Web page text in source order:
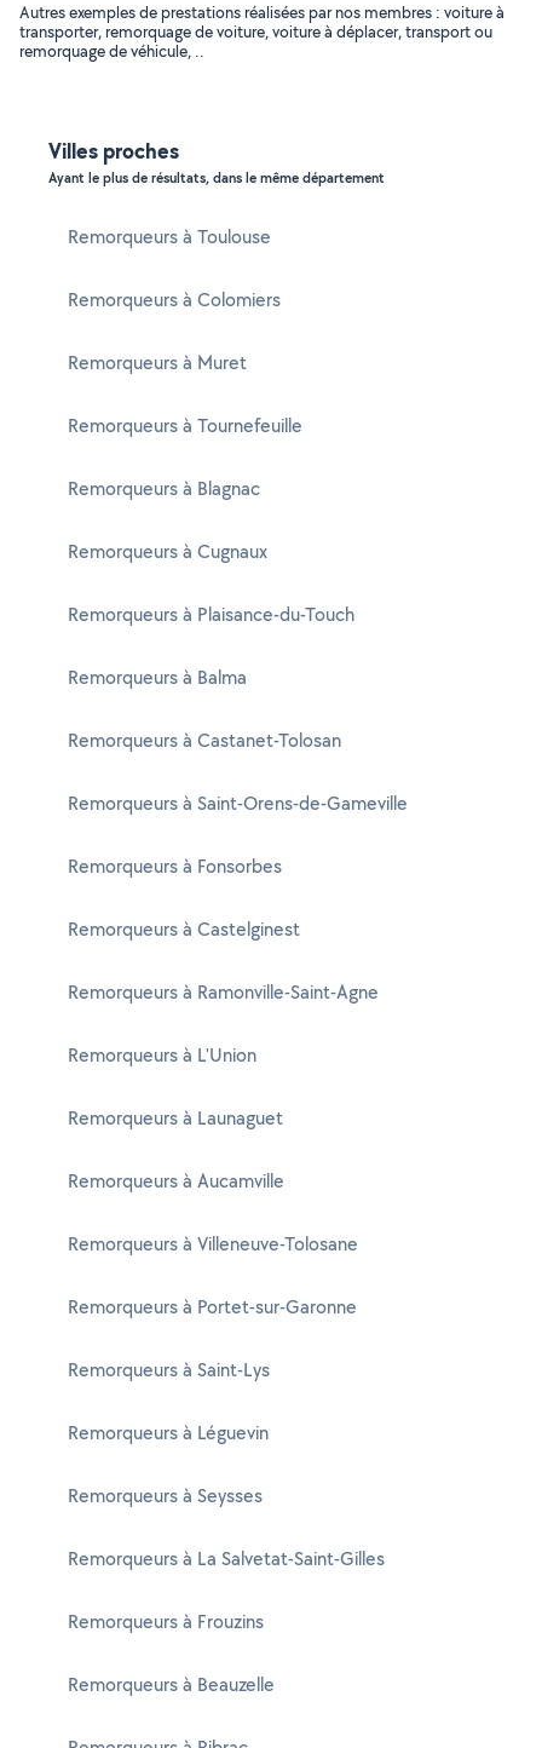
Autres exemples de prestations réalisées par nos membres : voiture à
transporter, remorquage de voiture, voiture à déplacer, transport ou
remorquage de véhicule, ..
Villes proches
Ayant le plus de résultats, dans le même département
Remorqueurs à Toulouse
Remorqueurs à Colomiers
Remorqueurs à Muret
Remorqueurs à Tournefeuille
Remorqueurs à Blagnac
Remorqueurs à Cugnaux
Remorqueurs à Plaisance-du-Touch
Remorqueurs à Balma
Remorqueurs à Castanet-Tolosan
Remorqueurs à Saint-Orens-de-Gameville
Remorqueurs à Fonsorbes
Remorqueurs à Castelginest
Remorqueurs à Ramonville-Saint-Agne
Remorqueurs à L'Union
Remorqueurs à Launaguet
Remorqueurs à Aucamville
Remorqueurs à Villeneuve-Tolosane
Remorqueurs à Portet-sur-Garonne
Remorqueurs à Saint-Lys
Remorqueurs à Léguevin
Remorqueurs à Seysses
Remorqueurs à La Salvetat-Saint-Gilles
Remorqueurs à Frouzins
Remorqueurs à Beauzelle